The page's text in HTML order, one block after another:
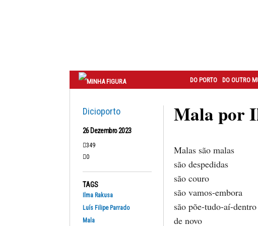
DO PORTO DO OUTRO
Dicioporto
26 Dezembro 2023
349
0
TAGS
Ilma Rakusa
Luís Filipe Parrado
Mala
Mala por
Malas são malas
são despedidas
são couro
são vamos-embora
são põe-tudo-aí-dentro
de novo